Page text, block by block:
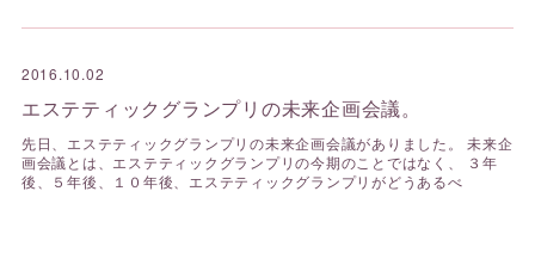
2016.10.02
エステティックグランプリの未来企画会議。
先日、エステティックグランプリの未来企画会議がありました。 未来企
画会議とは、エステティックグランプリの今期のことではなく、 ３年
後、５年後、１０年後、エステティックグランプリがどうあるべ